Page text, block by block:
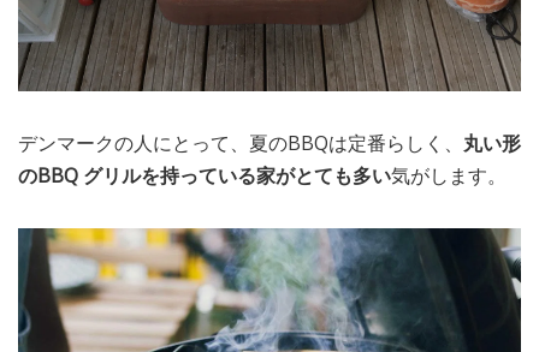
デンマークの人にとって、夏のBBQは定番らしく、 丸い形
のBBQ グリルを持っている家がとても多い気がします。